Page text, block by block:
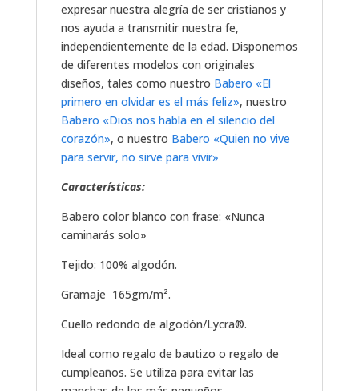
expresar nuestra alegría de ser cristianos y
nos ayuda a transmitir nuestra fe,
independientemente de la edad. Disponemos
de diferentes modelos con originales
diseños, tales como nuestro Babero «El
primero en olvidar es el más feliz», nuestro
Babero «Dios nos habla en el silencio del
corazón», o nuestro Babero «Quien no vive
para servir, no sirve para vivir»
Características:
Babero color blanco con frase: «Nunca
caminarás solo»
Tejido: 100% algodón.
Gramaje 165gm/m².
Cuello redondo de algodón/Lycra®.
Ideal como regalo de bautizo o regalo de
cumpleaños. Se utiliza para evitar las